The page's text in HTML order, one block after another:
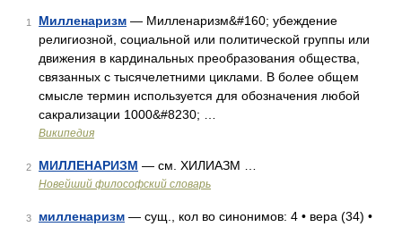
1 Милленаризм — Милленаризм&#160; убеждение
религиозной, социальной или политической группы или
движения в кардинальных преобразования общества,
связанных с тысячелетними циклами. В более общем
смысле термин используется для обозначения любой
сакрализации 1000&#8230; …
Википедия
2 МИЛЛЕНАРИЗМ — см. ХИЛИАЗМ …
Новейший философский словарь
3 милленаризм — сущ., кол во синонимов: 4 • вера (34) •